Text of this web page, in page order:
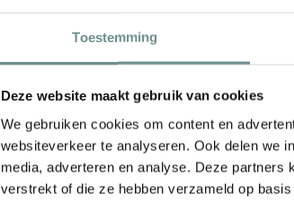
Toestemming
Deze website maakt gebruik van cookies
We gebruiken cookies om content en
websiteverkeer te analyseren. Ook delen we
media, adverteren en analyse. Deze partners
verstrekt of die ze hebben verzameld op